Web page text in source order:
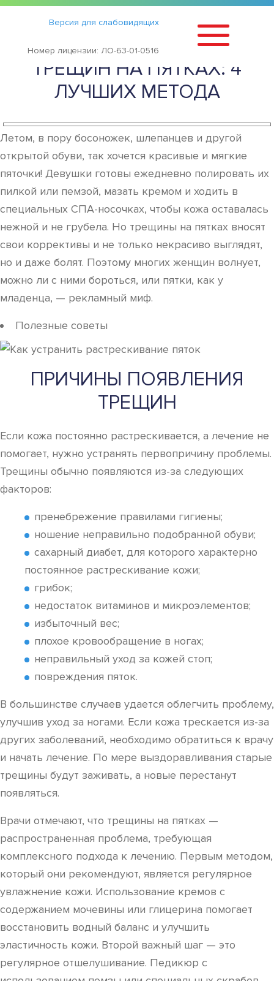
Версия для слабовидящих
Номер лицензии: ЛО-63-01-0516
Статьи ›
КАК ИЗБАВИТЬСЯ ОТ
ТРЕЩИН НА ПЯТКАХ: 4
ЛУЧШИХ МЕТОДА
Летом, в пору босоножек, шлепанцев и другой
открытой обуви, так хочется красивые и мягкие
пяточки! Девушки готовы ежедневно полировать их
пилкой или пемзой, мазать кремом и ходить в
специальных СПА-носочках, чтобы кожа оставалась
нежной и не грубела. Но трещины на пятках вносят
свои коррективы и не только некрасиво выглядят,
но и даже болят. Поэтому многих женщин волнует,
можно ли с ними бороться, или пятки, как у
младенца, — рекламный миф.
Полезные советы
ПРИЧИНЫ ПОЯВЛЕНИЯ
ТРЕЩИН
Если кожа постоянно растрескивается, а лечение не
помогает, нужно устранять первопричину проблемы.
Трещины обычно появляются из-за следующих
факторов:
пренебрежение правилами гигиены;
ношение неправильно подобранной обуви;
сахарный диабет, для которого характерно
постоянное растрескивание кожи;
грибок;
недостаток витаминов и микроэлементов;
избыточный вес;
плохое кровообращение в ногах;
неправильный уход за кожей стоп;
повреждения пяток.
В большинстве случаев удается облегчить проблему,
улучшив уход за ногами. Если кожа трескается из-за
других заболеваний, необходимо обратиться к врачу
и начать лечение. По мере выздоравливания старые
трещины будут заживать, а новые перестанут
появляться.
Врачи отмечают, что трещины на пятках —
распространенная проблема, требующая
комплексного подхода к лечению. Первым методом,
который они рекомендуют, является регулярное
увлажнение кожи. Использование кремов с
содержанием мочевины или глицерина помогает
восстановить водный баланс и улучшить
эластичность кожи. Второй важный шаг — это
регулярное отшелушивание. Педикюр с